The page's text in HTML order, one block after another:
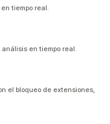
tiempo real.
en tiempo real.
el bloqueo de extensiones,